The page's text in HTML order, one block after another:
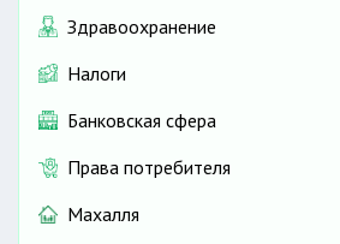
Здравоохранение
Налоги
Банковская сфера
Права потребителя
Махалля